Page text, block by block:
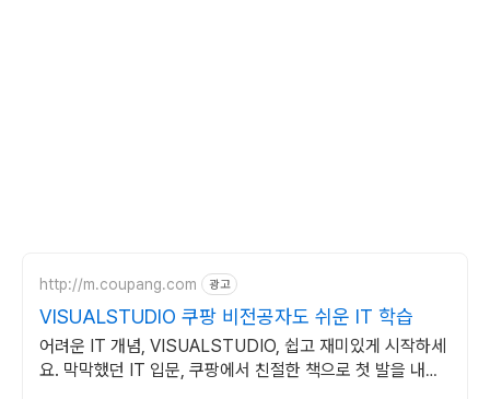
http://m.coupang.com 광고
VISUALSTUDIO 쿠팡 비전공자도 쉬운 IT 학습
어려운 IT 개념, VISUALSTUDIO, 쉽고 재미있게 시작하세
요. 막막했던 IT 입문, 쿠팡에서 친절한 책으로 첫 발을 내딛